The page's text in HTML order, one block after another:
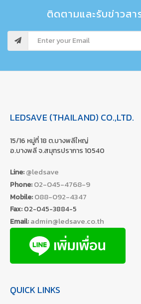
ติดตามและรับข่าวสา
LEDSAVE (THAILAND) CO.,LTD.
15/16 หมู่ที่ 18 ต.บางพลีใหญ่
อ.บางพลี จ.สมุทรปราการ 10540
Line:@ledsave
Phone:02-045-4768-9
Mobile:088-092-4347
Fax:02-045-3884-5
Email:admin@ledsave.co.th
QUICK LINKS